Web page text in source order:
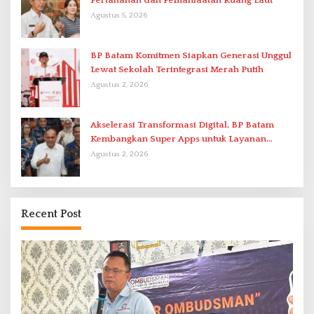
Agustus 5, 2026
BP Batam Komitmen Siapkan Generasi Unggul
Lewat Sekolah Terintegrasi Merah Putih
Agustus 2, 2026
Akselerasi Transformasi Digital, BP Batam
Kembangkan Super Apps untuk Layanan
Terpadu
Agustus 2, 2026
Recent Post